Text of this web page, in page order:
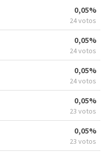
0,05%
24 votos
0,05%
24 votos
0,05%
24 votos
0,05%
23 votos
0,05%
23 votos